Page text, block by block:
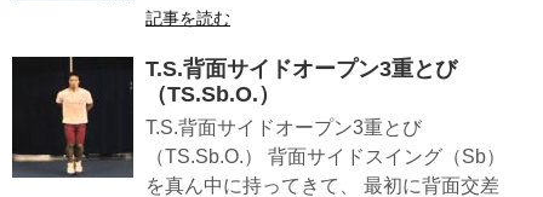
記事を読む
T.S.背面サイドオープン3重とび
（TS.Sb.O.）
T.S.背面サイドオープン3重とび
（TS.Sb.O.） 背面サイドスイング（Sb）
を真ん中に持ってきて、 最初に背面交差